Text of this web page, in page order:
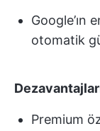
Google’ın
otomatik
Premium